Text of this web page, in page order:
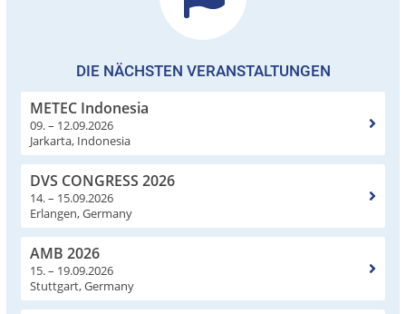
DIE NÄCHSTEN VERANSTALTUNGEN
METEC Indonesia
09. – 12.09.2026
Jarkarta, Indonesia
DVS CONGRESS 2026
14. – 15.09.2026
Erlangen, Germany
AMB 2026
15. – 19.09.2026
Stuttgart, Germany